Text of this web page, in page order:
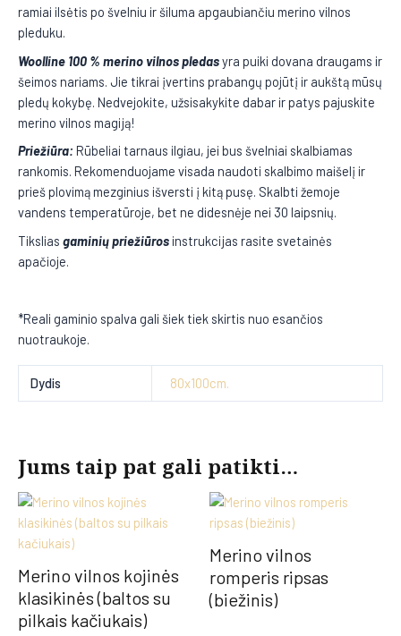
ramiai ilsėtis po švelniu ir šiluma apgaubiančiu merino vilnos
pleduku.
Woolline 100 % merino vilnos pledasyra puiki dovana draugams ir
šeimos nariams. Jie tikrai įvertins prabangų pojūtį ir aukštą mūsų
pledų kokybę. Nedvejokite, užsisakykite dabar ir patys pajuskite
merino vilnos magiją!
Priežiūra: Rūbeliai tarnaus ilgiau, jei bus švelniai skalbiamas
rankomis. Rekomenduojame visada naudoti skalbimo maišelį ir
prieš plovimą mezginius išversti į kitą pusę. Skalbti žemoje
vandens temperatūroje, bet ne didesnėje nei 30 laipsnių.
Tikslias gaminių priežiūrosinstrukcijas rasite svetainės
apačioje.
*Reali gaminio spalva gali šiek tiek skirtis nuo esančios
nuotraukoje.
Dydis 80x100cm.
Jums taip pat gali patikti…
Merino vilnos kojinės
klasikinės (baltos su
pilkais kačiukais)
Merino vilnos
romperis ripsas
(biežinis)